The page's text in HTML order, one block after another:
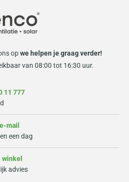
opwe helpen je graag verder!
van 08:00 tot 16:30 uur.
11 777
mail
een dag
winkel
advies